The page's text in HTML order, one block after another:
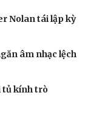
Nolan tái lập kỳ
âm nhạc lệch
tủ kính trò